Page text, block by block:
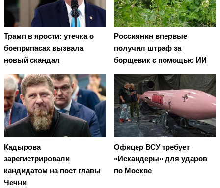
Трамп в ярости: утечка о
боеприпасах вызвала
новый скандал
Россиянин впервые
получил штраф за
борщевик с помощью ИИ
Кадырова
зарегистрировали
кандидатом на пост главы
Чечни
Офицер ВСУ требует
«Искандеры» для ударов
по Москве